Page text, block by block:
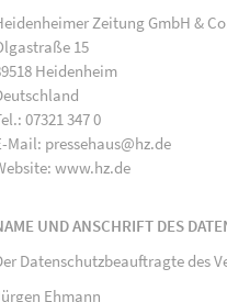
Zeitung GmbH &
15
Heidenheim
07321 347 0
Mail: pressehaus@hz.de
www.hz.de
UND ANSCHRIFT DES
Datenschutzbeauftragte des
Ehmann